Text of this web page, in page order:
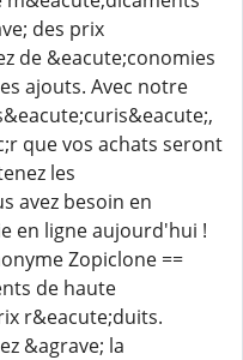
des prix
de &eacute;conomies
ajouts. Avec notre
que vos achats seront
les
avez besoin en
en ligne aujourd'hui !
Zopiclone ==
de haute
r&eacute;duits.
&agrave; la